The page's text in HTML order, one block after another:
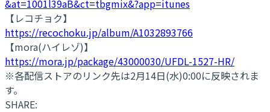
&at=1001l39aB&ct=tbgmix&?app=itunes
【レコチョク】
https://recochoku.jp/album/A1032893766
【mora(ハイレゾ)】
https://mora.jp/package/43000030/UFDL-1527-HR/
※各配信ストアのリンク先は2月14日(水)0:00に反映されま
す。
SHARE: